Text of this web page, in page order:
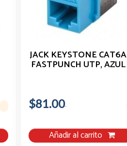
JACK KEYSTONE CAT6A
FASTPUNCH UTP, AZUL
$81.00
Añadir al carrito